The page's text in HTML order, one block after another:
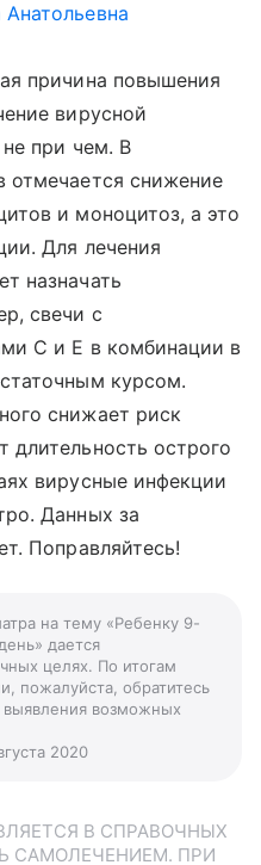
причина повышения
вирусной
при чем. В
отмечается снижение
и моноцитоз, а это
Для лечения
назначать
свечи с
С и Е в комбинации в
курсом.
снижает риск
длительность острого
вирусные инфекции
Данных за
Поправляйтесь!
на тему «Ребенку 9-
дается
целях. По итогам
пожалуйста, обратитесь
выявления возможных
2020
В СПРАВОЧНЫХ
САМОЛЕЧЕНИЕМ. ПРИ